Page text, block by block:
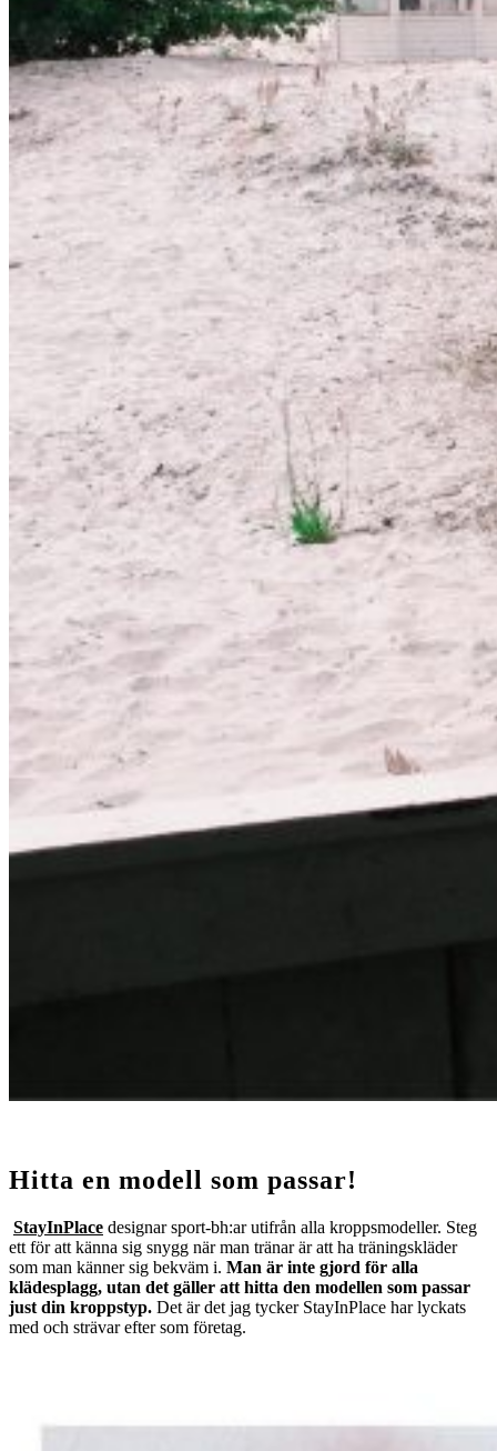
Hitta en modell som passar!
StayInPlace designar sport-bh:ar utifrån alla kroppsmodeller. Steg
ett för att känna sig snygg när man tränar är att ha träningskläder
som man känner sig bekväm i. Man är inte gjord för alla
klädesplagg, utan det gäller att hitta den modellen som passar
just din kroppstyp. Det är det jag tycker StayInPlace har lyckats
med och strävar efter som företag.